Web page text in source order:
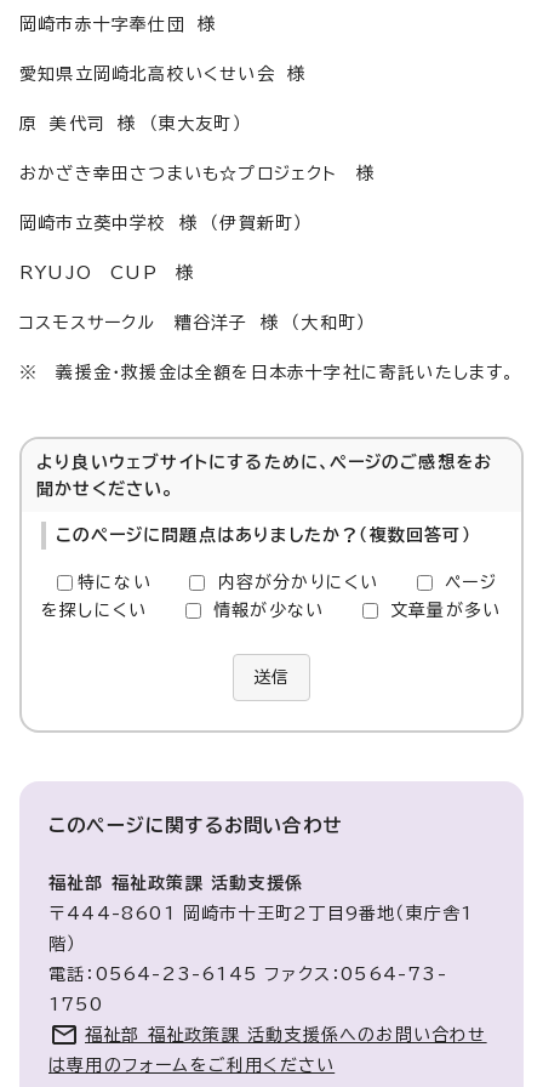
岡崎市赤十字奉仕団 様
愛知県立岡崎北高校いくせい会 様
原 美代司 様 （東大友町）
おかざき幸田さつまいも☆プロジェクト 様
岡崎市立葵中学校 様 （伊賀新町）
RYUJO CUP 様
コスモスサークル 糟谷洋子 様 （大和町）
※ 義援金・救援金は全額を日本赤十字社に寄託いたします。
より良いウェブサイトにするために、ページのご感想をお
聞かせください。
このページに問題点はありましたか？（複数回答可）
特にない 内容が分かりにくい
ページ
を探しにくい
情報が少ない 文章量が多い
送信
このページに関するお問い合わせ
福祉部 福祉政策課 活動支援係
〒444-8601 岡崎市十王町2丁目9番地（東庁舎1
階）
電話：0564-23-6145 ファクス：0564-73-
1750
福祉部 福祉政策課 活動支援係へのお問い合わせ
は専用のフォームをご利用ください